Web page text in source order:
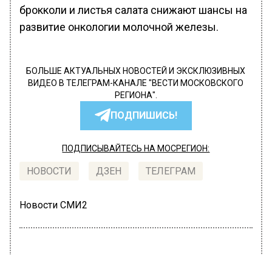
брокколи и листья салата снижают шансы на
развитие онкологии молочной железы.
БОЛЬШЕ АКТУАЛЬНЫХ НОВОСТЕЙ И ЭКСКЛЮЗИВНЫХ
ВИДЕО В ТЕЛЕГРАМ-КАНАЛЕ "ВЕСТИ МОСКОВСКОГО
РЕГИОНА".
ПОДПИШИСЬ!
ПОДПИСЫВАЙТЕСЬ НА МОСРЕГИОН:
НОВОСТИ ДЗЕН ТЕЛЕГРАМ
Новости СМИ2